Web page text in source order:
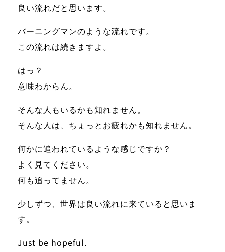
良い流れだと思います。
バーニングマンのような流れです。
この流れは続きますよ。
はっ？
意味わからん。
そんな人もいるかも知れません。
そんな人は、ちょっとお疲れかも知れません。
何かに追われているような感じですか？
よく見てください。
何も追ってません。
少しずつ、世界は良い流れに来ていると思いま
す。
Just be hopeful.